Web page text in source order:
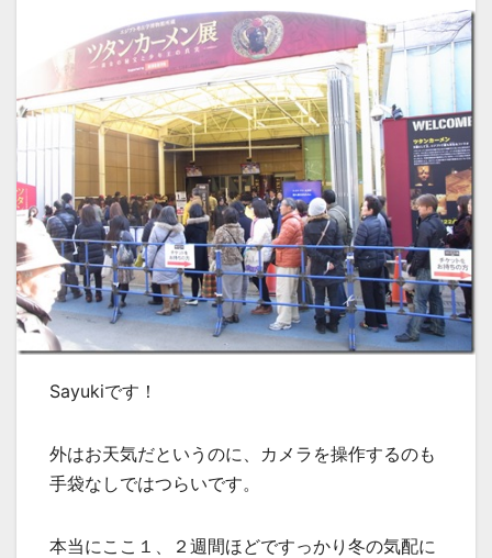
Sayukiです！
外はお天気だというのに、カメラを操作するのも
手袋なしではつらいです。
本当にここ１、２週間ほどですっかり冬の気配に